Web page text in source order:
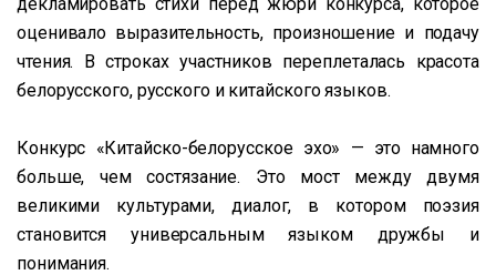
оценивало выразительность, произношение и подачу
чтения. В строках участников переплеталась красота
белорусского, русского и китайского языков.
Конкурс «Китайско-белорусское эхо» — это намного
больше, чем состязание. Это мост между двумя
великими культурами, диалог, в котором поэзия
становится универсальным языком дружбы и
понимания.